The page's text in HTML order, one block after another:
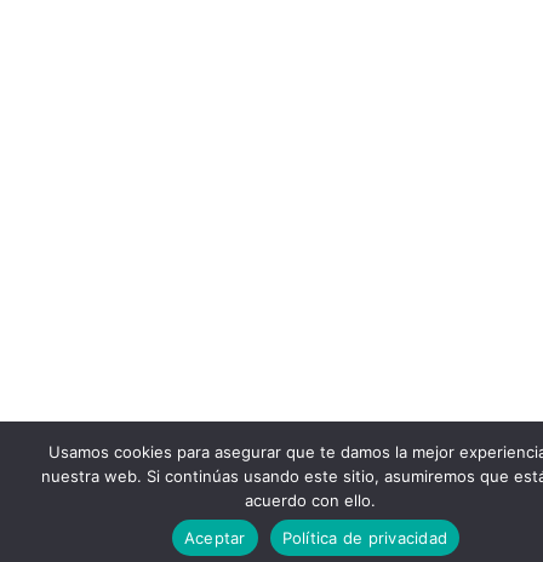
Usamos cookies para asegurar que te damos la mejor
nuestra web. Si continúas usando este sitio, asumiremos que
acuerdo con ello.
Aceptar
Política de privacidad